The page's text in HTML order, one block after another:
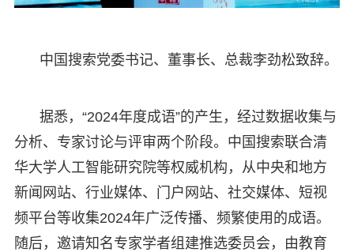
中国搜索党委书记、董事长、总裁李劲松致辞。
据悉，“2024年度成语”的产生，经过数据收集与
分析、专家讨论与评审两个阶段。中国搜索联合清
华大学人工智能研究院等权威机构，从中央和地方
新闻网站、行业媒体、门户网站、社交媒体、短视
频平台等收集2024年广泛传播、频繁使用的成语。
随后，邀请知名专家学者组建推选委员会，由教育